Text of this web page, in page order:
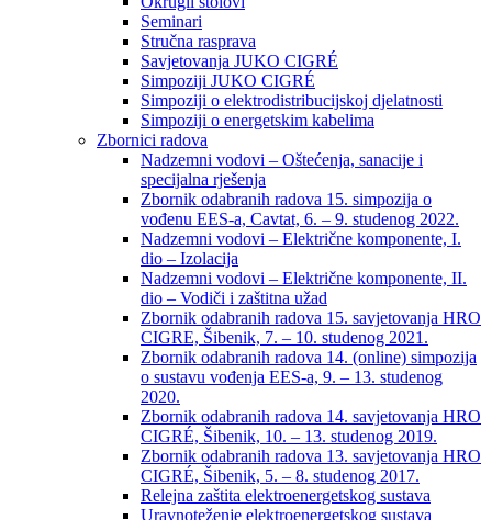
Seminari​
Stručna rasprava​
Savjetovanja JUKO CIGRÉ
Simpoziji JUKO CIGRÉ
Simpoziji o elektrodistribucijskoj djelatnosti
Simpoziji o energetskim kabelima
Zbornici radova
Nadzemni vodovi – Oštećenja, sanacije i
specijalna rješenja
Zbornik odabranih radova 15. simpozija o
vođenu EES-a, Cavtat, 6. – 9. studenog 2022.
Nadzemni vodovi – Električne komponente, I.
dio – Izolacija
Nadzemni vodovi – Električne komponente, II.
dio – Vodiči i zaštitna užad
Zbornik odabranih radova 15. savjetovanja HRO
CIGRE, Šibenik, 7. – 10. studenog 2021.
Zbornik odabranih radova 14. (online) simpozija
o sustavu vođenja EES-a, 9. – 13. studenog
2020.
Zbornik odabranih radova 14. savjetovanja HRO
CIGRÉ, Šibenik, 10. – 13. studenog 2019.
Zbornik odabranih radova 13. savjetovanja HRO
CIGRÉ, Šibenik, 5. – 8. studenog 2017.
Relejna zaštita elektroenergetskog sustava
Uravnoteženje elektroenergetskog sustava